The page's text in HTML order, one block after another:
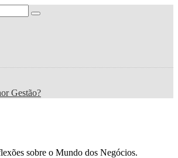
Gestão?
sobre o Mundo dos Negócios.